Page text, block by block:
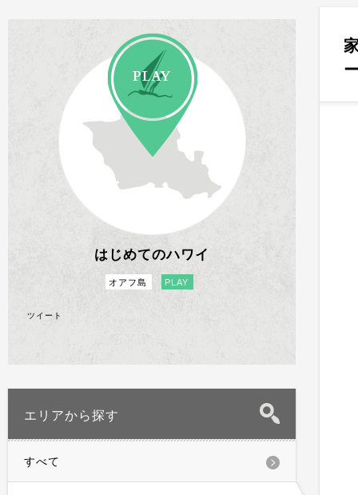
PLAY
はじめてのハワイ
オアフ島 PLAY
ツイート
エリアから探す
すべて